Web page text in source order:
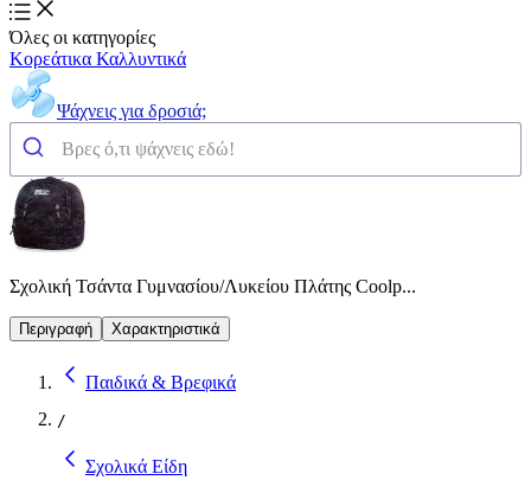
Όλες οι κατηγορίες
Κορεάτικα Καλλυντικά
Ψάχνεις για δροσιά;
Σχολική Τσάντα Γυμνασίου/Λυκείου Πλάτης Coolp...
Περιγραφή Χαρακτηριστικά
Παιδικά & Βρεφικά
/
Σχολικά Είδη